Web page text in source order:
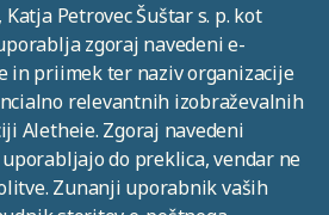
Petrovec Šuštar s. p. kot
zgoraj navedeni e-
in priimek ter naziv organizacije
relevantnih izobraževalnih
Aletheie. Zgoraj navedeni
do preklica, vendar ne
Zunanji uporabnik vaših